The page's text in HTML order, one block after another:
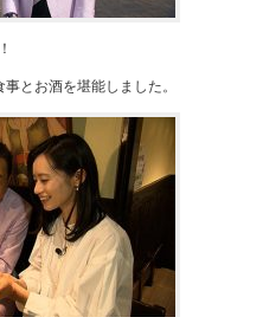
とお酒を堪能しました。